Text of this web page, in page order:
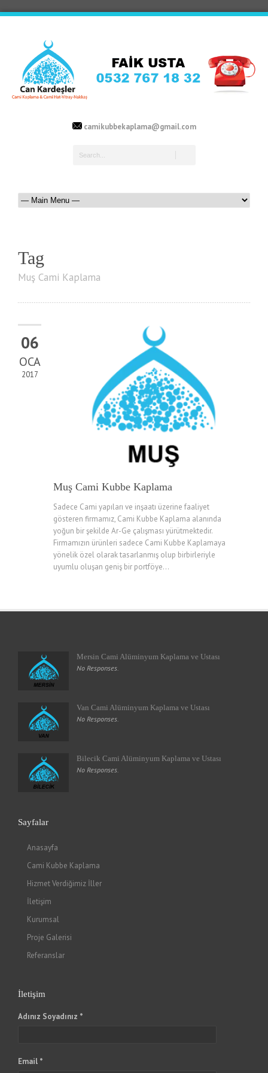
camikubbekaplama@gmail.com
Tag
Muş Cami Kaplama
06
OCA
2017
Muş Cami Kubbe Kaplama
Sadece Cami yapıları ve inşaatı üzerine faaliyet
gösteren firmamız, Cami Kubbe Kaplama alanında
yoğun bir şekilde Ar-Ge çalışması yürütmektedir.
Firmamızın ürünleri sadece Cami Kubbe Kaplamaya
yönelik özel olarak tasarlanmış olup birbirleriyle
uyumlu oluşan geniş bir portföye...
Mersin Cami Alüminyum Kaplama ve Ustası
No Responses.
Van Cami Alüminyum Kaplama ve Ustası
No Responses.
Bilecik Cami Alüminyum Kaplama ve Ustası
No Responses.
Sayfalar
Anasayfa
Cami Kubbe Kaplama
Hizmet Verdiğimiz İller
İletişim
Kurumsal
Proje Galerisi
Referanslar
İletişim
Adınız Soyadınız *
Email *